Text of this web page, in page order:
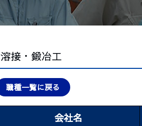
溶接・鍛冶工
職種一覧に戻る
会社名